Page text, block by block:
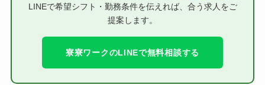
LINEで希望シフト・勤務条件を伝えれば、合う求人をご
提案します。
寮寮ワークのLINEで無料相談する